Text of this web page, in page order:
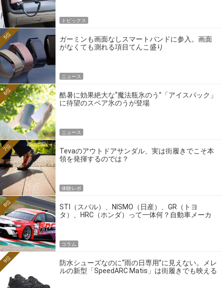
トピックス
ガーミンも画面なしスマートバンドに参入。画面
がなくても測れる項目てんこ盛り
5位
ニュース
酷暑に効果絶大な“魔法瓶氷のう”「アイスパック」
に待望のスペア氷のうが登場
6位
ニュース
Tevaのアウトドアサンダル、実は街履きでこそ本
領を発揮するのでは？
7位
体験レポ
STI（スバル）、NISMO（日産）、GR（トヨ
タ）、HRC（ホンダ）って一体何？自動車メーカ
8位
コラム
防水シューズなのに“雨の日専用”に見えない。メレ
ルの新型「SpeedARC Matis」は街履きでも映える
9位